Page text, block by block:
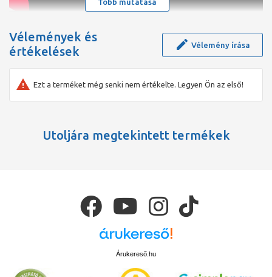
Több mutatása
Vélemények és
értékelések
Vélemény írása
Ezt a terméket még senki nem értékelte. Legyen Ön az első!
Utoljára megtekintett termékek
Árukereső.hu